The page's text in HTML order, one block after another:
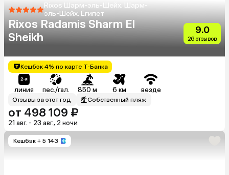
Rixos Шарм-эль-Шейх, Шарм-
эль-Шейх, Египет
Rixos Radamis Sharm El
Sheikh
9.0
26 отзывов
Кешбэк 4% по карте Т-Банка
линия пес./гал. 850 м 6 км везде
Отзывы за этот год Собственный пляж
от 498 109 ₽
21 авг. - 23 авг., 2 ночи
Кешбэк + 5 143